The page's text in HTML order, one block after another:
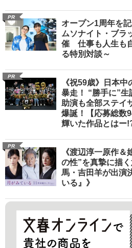
PR
オープン1周年を
ムソナイト・ブラ
催 仕事も人生も
る特別対談～
PR
《祝59歳》日本
暴走！ “勝手に”生
助演も全部ステイ
爆誕！【応募総数
輝いた作品とはー!?
PR
《渡辺淳一原作
の性”を真摯に描
馬・吉田羊が出演
いる』》